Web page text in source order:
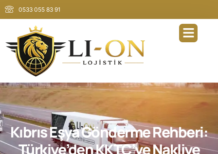
0533 055 83 91
Kıbrıs Eşya Gönderme Rehberi:
Türkiye’den KKTC’ye Nakliye